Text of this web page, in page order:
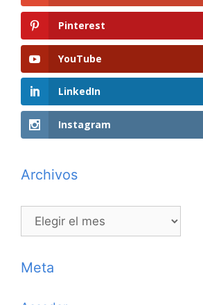
Pinterest
YouTube
LinkedIn
Instagram
Archivos
Archivos
Meta